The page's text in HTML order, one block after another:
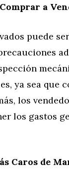
a
puede
ya sea que
los
los gastos
Caros de